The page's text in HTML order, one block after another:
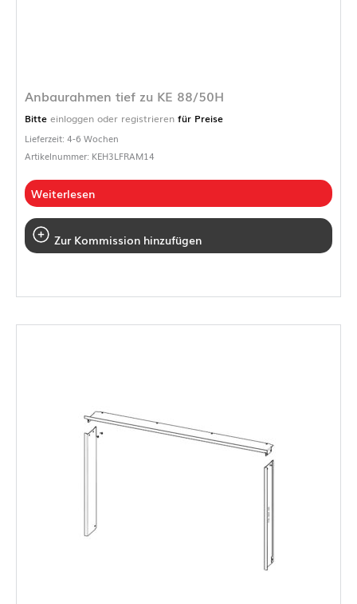
Anbaurahmen tief zu KE 88/50H
Bitte einloggen oder registrieren für Preise
Lieferzeit: 4-6 Wochen
Artikelnummer: KEH3LFRAM14
Weiterlesen
Zur Kommission hinzufügen